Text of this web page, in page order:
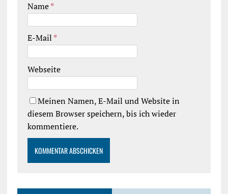
Name*
E-Mail *
Webseite
Meinen Namen, E-Mail und Website in
diesem Browser speichern, bis ich wieder
kommentiere.